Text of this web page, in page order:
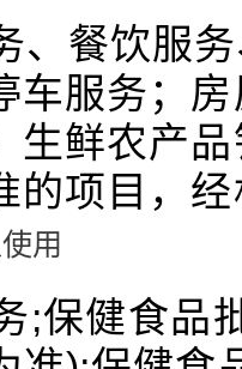
、餐饮服
车服务；
生鲜农产
的项目，
用
;保健食品